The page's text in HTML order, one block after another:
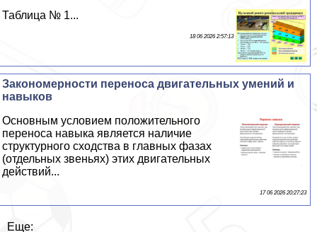
Таблица № 1...
18 06 2026 2:57:13
Закономерности переноса двигательных умений и
навыков
Основным условием положительного
переноса навыка является наличие
структурного сходства в главных фазах
(отдельных звеньях) этих двигательных
действий...
17 06 2026 20:27:23
Еще: